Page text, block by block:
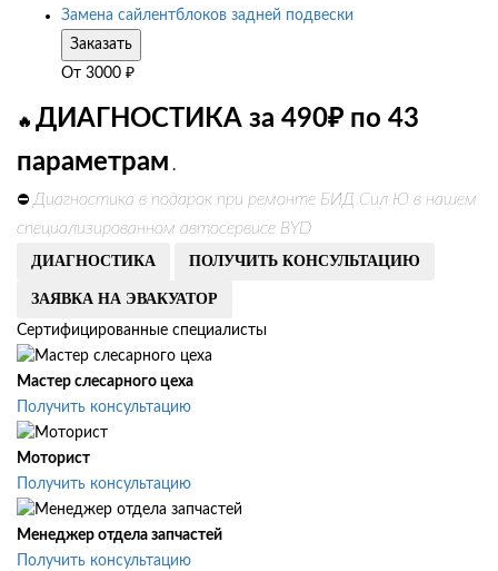
Замена сайлентблоков задней подвески
Заказать
От 3000 ₽
🔥 ДИАГНОСТИКА за 490₽ по 43
параметрам .
⛔ Диагностика в подарок при ремонте БИД Сил Ю в нашем
специализированном автосервисе BYD
ДИАГНОСТИКА ПОЛУЧИТЬ КОНСУЛЬТАЦИЮ
ЗАЯВКА НА ЭВАКУАТОР
Сертифицированные специалисты
Мастер слесарного цеха
Получить консультацию
Моторист
Получить консультацию
Менеджер отдела запчастей
Получить консультацию